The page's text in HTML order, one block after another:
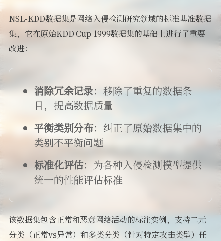
NSL-KDD数据集是网络入侵检测研究领域的标准基准数据
集，它在原始KDD Cup 1999数据集的基础上进行了重要
改进：
消除冗余记录：移除了重复的数据条
目，提高数据质量
平衡类别分布：纠正了原始数据集中的
类别不平衡问题
标准化评估：为各种入侵检测模型提供
统一的性能评估标准
该数据集包含正常和恶意网络活动的标注实例，支持二元
分类（正常vs异常）和多类分类（针对特定攻击类型）任